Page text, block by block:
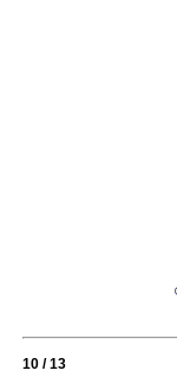
10 / 13